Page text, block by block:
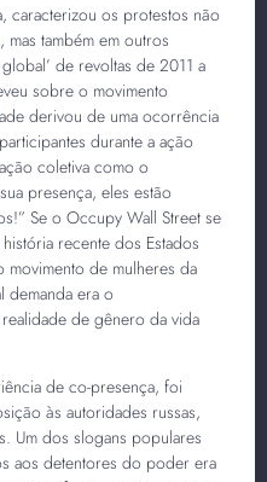
caracterizou os protestos não
também em outros
de revoltas de 2011 a
sobre o movimento
derivou de uma ocorrência
durante a ação
coletiva como o
presença, eles estão
Se o Occupy Wall Street se
recente dos Estados
de mulheres da
demanda era o
de gênero da vida
de co-presença, foi
às autoridades russas,
Um dos slogans populares
aos detentores do poder era